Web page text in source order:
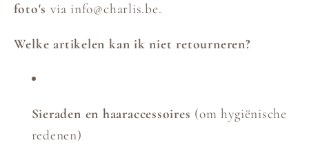
foto's via info@charlis.be.
Welke artikelen kan ik niet retourneren?
Sieraden en haaraccessoires (om hygiënische
redenen)